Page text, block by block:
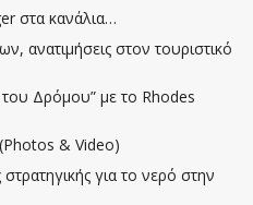
στα κανάλια…
ανατιμήσεις στον τουριστικό
του Δρόμου” με το Rhodes
& Video)
για το νερό στην